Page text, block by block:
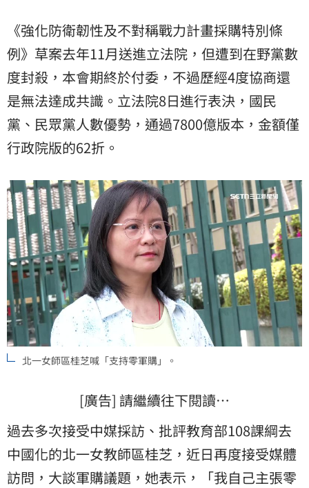
《強化防衛韌性及不對稱戰力計畫採購特別條
例》草案去年11月送進立法院，但遭到在野黨數
度封殺，本會期終於付委，不過歷經4度協商還
是無法達成共識。立法院8日進行表決，國民
黨、民眾黨人數優勢，通過7800億版本，金額僅
行政院版的62折。
北一女師區桂芝喊「支持零軍購」。
[廣告] 請繼續往下閱讀…
過去多次接受中媒採訪、批評教育部108課綱去
中國化的北一女教師區桂芝，近日再度接受媒體
訪問，大談軍購議題，她表示，「我自己主張零